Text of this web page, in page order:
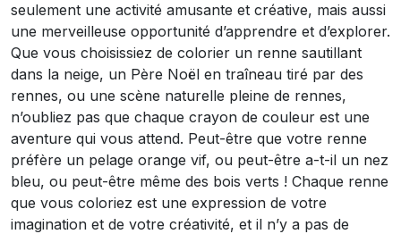
seulement une activité amusante et créative, mais aussi
une merveilleuse opportunité d’apprendre et d’explorer.
Que vous choisissiez de colorier un renne sautillant
dans la neige, un Père Noël en traîneau tiré par des
rennes, ou une scène naturelle pleine de rennes,
n’oubliez pas que chaque crayon de couleur est une
aventure qui vous attend. Peut-être que votre renne
préfère un pelage orange vif, ou peut-être a-t-il un nez
bleu, ou peut-être même des bois verts ! Chaque renne
que vous coloriez est une expression de votre
imagination et de votre créativité, et il n’y a pas de